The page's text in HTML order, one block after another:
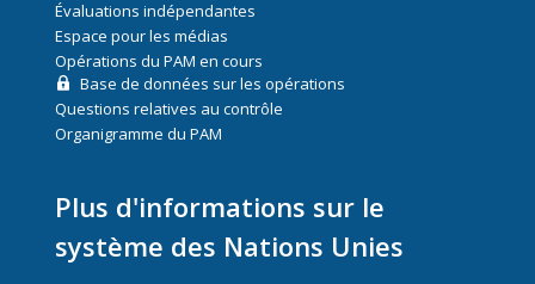
Évaluations indépendantes
Espace pour les médias
Opérations du PAM en cours
Base de données sur les opérations
Questions relatives au contrôle
Organigramme du PAM
Plus d'informations sur le
système des Nations Unies